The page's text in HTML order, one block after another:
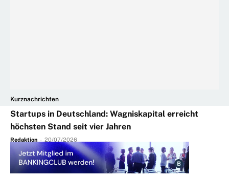
Kurznachrichten
Startups in Deutschland: Wagniskapital erreicht
höchsten Stand seit vier Jahren
Redaktion - 20/07/2026